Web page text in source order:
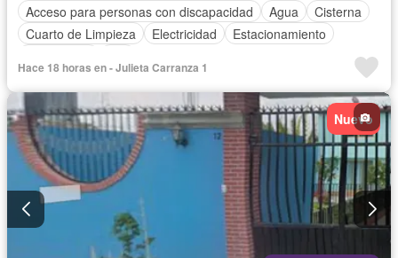
Acceso para personas con discapacidad
Agua
Cisterna
Cuarto de Limpieza
Electricidad
Estacionamiento
Hace 18 horas en - Julieta Carranza 1
Nuevo